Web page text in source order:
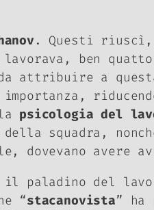
. Questi
ben
a questa
psicologia del
squadra,
avere
il paladino del
“stacanovista” ha